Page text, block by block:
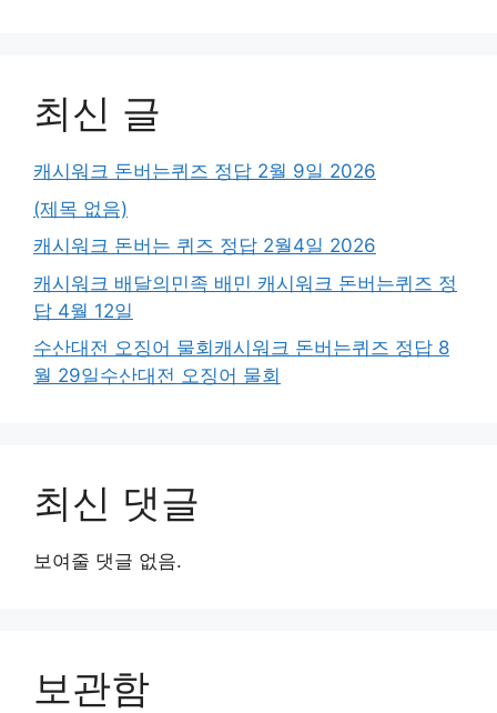
최신 글
캐시워크 돈버는퀴즈 정답 2월 9일 2026
(제목 없음)
캐시워크 돈버는 퀴즈 정답 2월4일 2026
캐시워크 배달의민족 배민 캐시워크 돈버는퀴즈 정
답 4월 12일
수산대전 오징어 물회캐시워크 돈버는퀴즈 정답 8
월 29일수산대전 오징어 물회
최신 댓글
보여줄 댓글 없음.
보관함